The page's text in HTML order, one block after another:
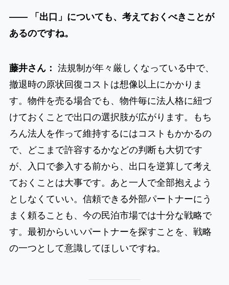
―― 「出口」についても、考えておくべきことが
あるのですね。
藤井さん： 法規制が年々厳しくなっている中で、
撤退時の原状回復コストは想像以上にかかりま
す。物件を売る場合でも、物件毎に法人格に紐づ
けておくことで出口の選択肢が広がります。もち
ろん法人を作って維持するにはコストもかかるの
で、どこまで許容するかなどの判断も大切です
が、入口で参入する前から、出口を逆算して考え
ておくことは大事です。あと一人で全部抱えよう
としなくていい。信頼できる外部パートナーにう
まく頼ることも、今の民泊市場では十分な戦略で
す。最初からいいパートナーを探すことを、戦略
の一つとして意識してほしいですね。